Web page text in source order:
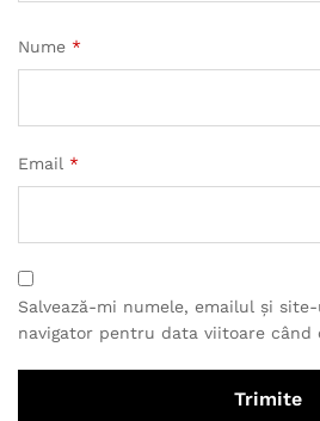
Nume *
Email *
Salvează-mi numele, emailul și
navigator pentru data viitoare când